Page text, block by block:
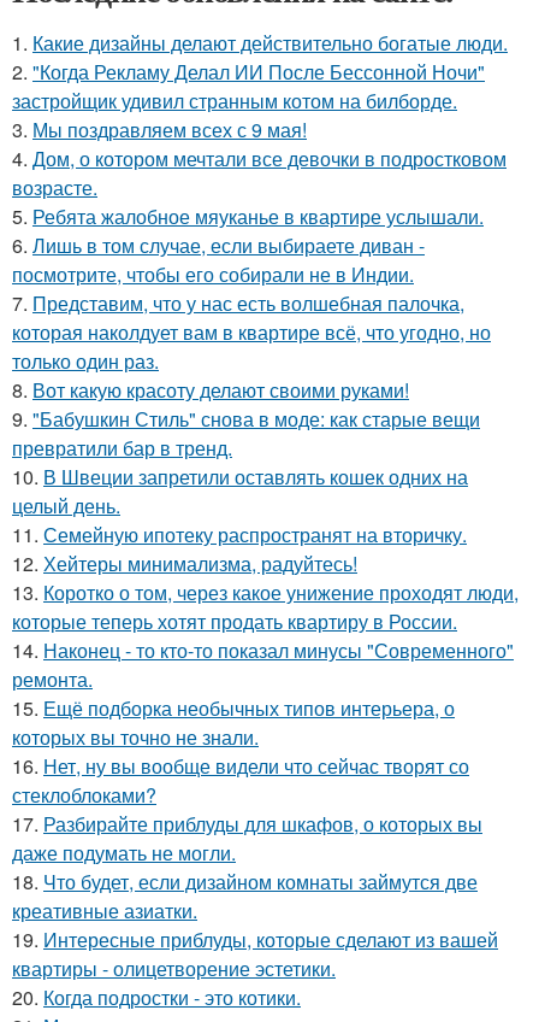
1. Какие дизайны делают действительно богатые люди.
2. "Когда Рекламу Делал ИИ После Бессонной Ночи"
застройщик удивил странным котом на билборде.
3. Мы поздравляем всех с 9 мая!
4. Дом, о котором мечтали все девочки в подростковом
возрасте.
5. Ребята жалобное мяуканье в квартире услышали.
6. Лишь в том случае, если выбираете диван -
посмотрите, чтобы его собирали не в Индии.
7. Представим, что у нас есть волшебная палочка,
которая наколдует вам в квартире всё, что угодно, но
только один раз.
8. Вот какую красоту делают своими руками!
9. "Бабушкин Стиль" снова в моде: как старые вещи
превратили бар в тренд.
10. В Швеции запретили оставлять кошек одних на
целый день.
11. Семейную ипотеку распространят на вторичку.
12. Хейтеры минимализма, радуйтесь!
13. Коротко о том, через какое унижение проходят люди,
которые теперь хотят продать квартиру в России.
14. Наконец - то кто-то показал минусы "Современного"
ремонта.
15. Ещё подборка необычных типов интерьера, о
которых вы точно не знали.
16. Нет, ну вы вообще видели что сейчас творят со
стеклоблоками?
17. Разбирайте приблуды для шкафов, о которых вы
даже подумать не могли.
18. Что будет, если дизайном комнаты займутся две
креативные азиатки.
19. Интересные приблуды, которые сделают из вашей
квартиры - олицетворение эстетики.
20. Когда подростки - это котики.